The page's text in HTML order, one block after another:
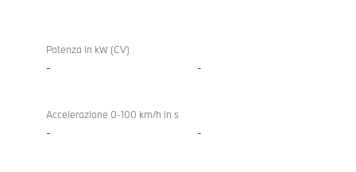
tecniciPotenza in kW (CV)
- -
Accelerazione 0-100 km/h in s
- -